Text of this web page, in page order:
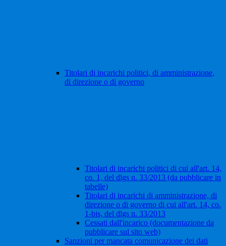
Titolari di incarichi politici, di amministrazione,
di direzione o di governo
Titolari di incarichi politici di cui all'art. 14,
co. 1, del dlgs n. 33/2013 (da pubblicare in
tabelle)
Titolari di incarichi di amministrazione, di
direzione o di governo di cui all'art. 14, co.
1-bis, del dlgs n. 33/2013
Cessati dall'incarico (documentazione da
pubblicare sul sito web)
Sanzioni per mancata comunicazione dei dati